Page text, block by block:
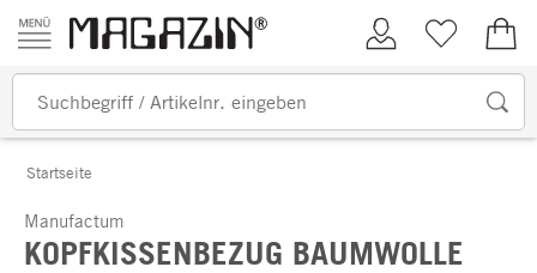
Zum Inhalt springen
Kundenkonto
Merkliste
Startseite
Manufactum
KOPFKISSENBEZUG BAUMWOLLE